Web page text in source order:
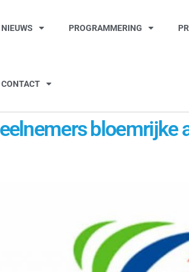
NIEUWS PROGRAMMERING
CONTACT
bloemrijke